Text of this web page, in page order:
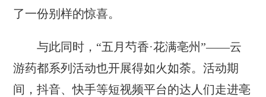
了一份别样的惊喜。
与此同时，“五月芍香·花满亳州”——云
游药都系列活动也开展得如火如荼。活动期
间，抖音、快手等短视频平台的达人们走进亳